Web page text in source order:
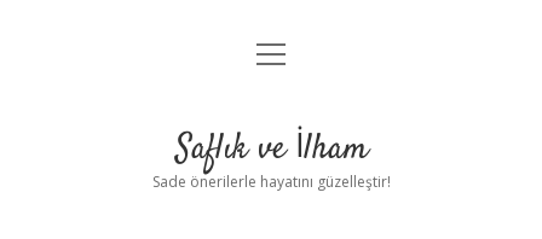
Anasayfa
Yasal Uyarı
menüyü
Saflık ve İlham
Sade önerilerle hayatını güzelleştir!